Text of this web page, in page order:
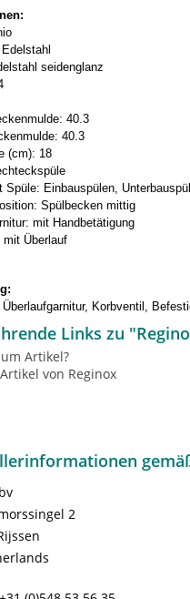
seidenglanz
40.3
40.3
(cm): 18
Spüle: Einbauspülen,
Spülbecken mittig
mit Handbetätigung
mit Überlauf
Korbventil,
Links zu
Artikel?
von Reginox
2